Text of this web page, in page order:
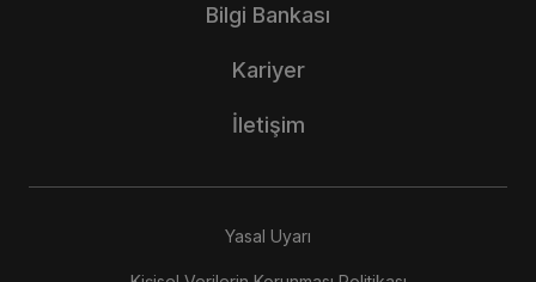
Bilgi Bankası
Kariyer
İletişim
Yasal Uyarı